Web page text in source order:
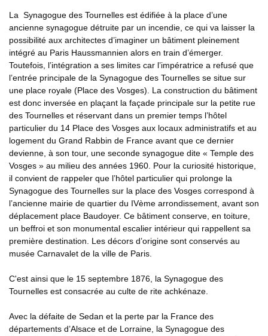
La Synagogue des Tournelles est édifiée à la place d’une
ancienne synagogue détruite par un incendie, ce qui va laisser la
possibilité aux architectes d’imaginer un bâtiment pleinement
intégré au Paris Haussmannien alors en train d’émerger.
Toutefois, l’intégration a ses limites car l’impératrice a refusé que
l’entrée principale de la Synagogue des Tournelles se situe sur
une place royale (Place des Vosges). La construction du bâtiment
est donc inversée en plaçant la façade principale sur la petite rue
des Tournelles et réservant dans un premier temps l’hôtel
particulier du 14 Place des Vosges aux locaux administratifs et au
logement du Grand Rabbin de France avant que ce dernier
devienne, à son tour, une seconde synagogue dite « Temple des
Vosges » au milieu des années 1960. Pour la curiosité historique,
il convient de rappeler que l’hôtel particulier qui prolonge la
Synagogue des Tournelles sur la place des Vosges correspond à
l’ancienne mairie de quartier du IVème arrondissement, avant son
déplacement place Baudoyer. Ce bâtiment conserve, en toiture,
un beffroi et son monumental escalier intérieur qui rappellent sa
première destination. Les décors d’origine sont conservés au
musée Carnavalet de la ville de Paris.
C'est ainsi que le 15 septembre 1876, la Synagogue des
Tournelles est consacrée au culte de rite achkénaze.
Avec la défaite de Sedan et la perte par la France des
départements d’Alsace et de Lorraine, la Synagogue des